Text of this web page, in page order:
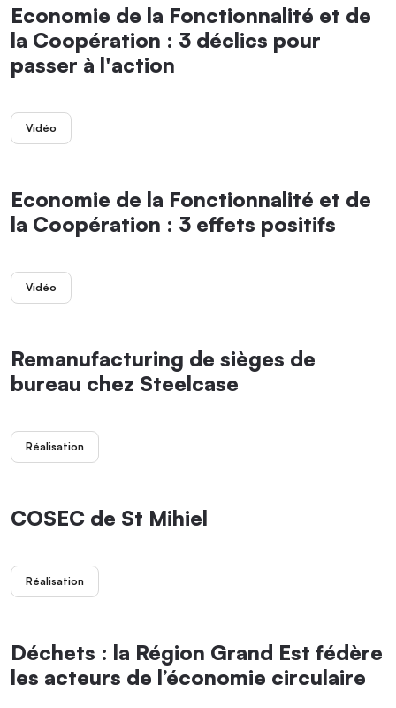
Economie de la Fonctionnalité et de
la Coopération : 3 déclics pour
passer à l'action
Vidéo
Economie de la Fonctionnalité et de
la Coopération : 3 effets positifs
Vidéo
Remanufacturing de sièges de
bureau chez Steelcase
Réalisation
COSEC de St Mihiel
Réalisation
Déchets : la Région Grand Est fédère
les acteurs de l’économie circulaire